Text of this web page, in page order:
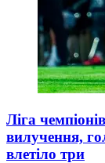
Ліга
вилучення,
влетіло три